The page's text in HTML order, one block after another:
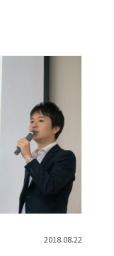
2018.08.22